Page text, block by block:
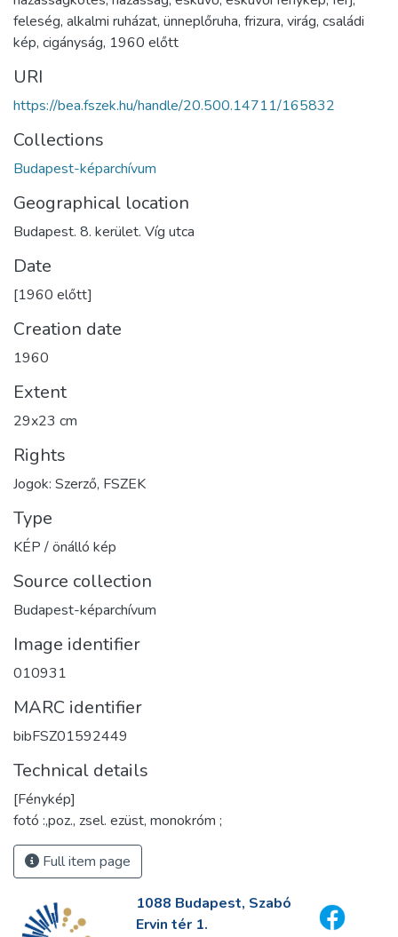
feleség, alkalmi ruházat, ünneplőruha, frizura, virág, családi
kép, cigányság, 1960 előtt
URI
https://bea.fszek.hu/handle/20.500.14711/165832
Collections
Budapest-képarchívum
Geographical location
Budapest. 8. kerület. Víg utca
Date
[1960 előtt]
Creation date
1960
Extent
29x23 cm
Rights
Jogok: Szerző, FSZEK
Type
KÉP / önálló kép
Source collection
Budapest-képarchívum
Image identifier
010931
MARC identifier
bibFSZ01592449
Technical details
[Fénykép]
fotó :,poz., zsel. ezüst, monokróm ;
Full item page
1088 Budapest, Szabó
Ervin tér 1.